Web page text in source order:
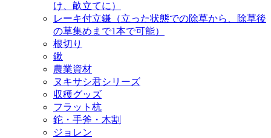
け、畝立てに）
レーキ付立鎌（立った状態での除草から、除草後
の草集めまで1本で可能）
根切り
鍬
農業資材
ヌキサシ君シリーズ
収穫グッズ
フラット杭
鉈・手斧・木割
ジョレン